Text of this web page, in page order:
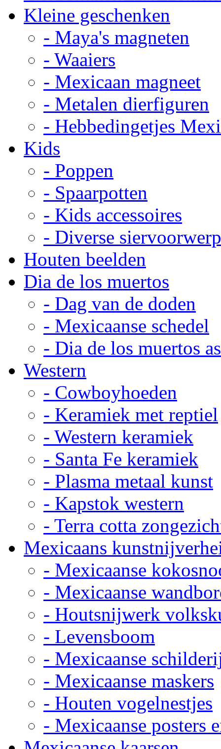
Kleine geschenken
- Maya's magneten
- Waaiers
- Mexicaan magneet
- Metalen dierfiguren
- Hebbedingetjes
Kids
- Poppen
- Spaarpotten
- Kids accessoires
- Diverse
Houten beelden
Dia de los muertos
- Dag van de doden
- Mexicaanse schedel
- Dia de los muertos
Western
- Cowboyhoeden
- Keramiek met reptiel
- Western keramiek
- Santa Fe keramiek
- Plasma metaal kunst
- Kapstok western
- Terra cotta
Mexicaans
- Mexicaanse
- Mexicaanse
- Houtsnijwerk
- Levensboom
- Mexicaanse
- Mexicaanse maskers
- Houten vogelnestjes
- Mexicaanse posters